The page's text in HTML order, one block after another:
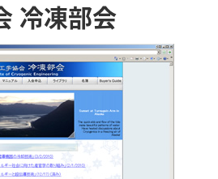
冷凍部会